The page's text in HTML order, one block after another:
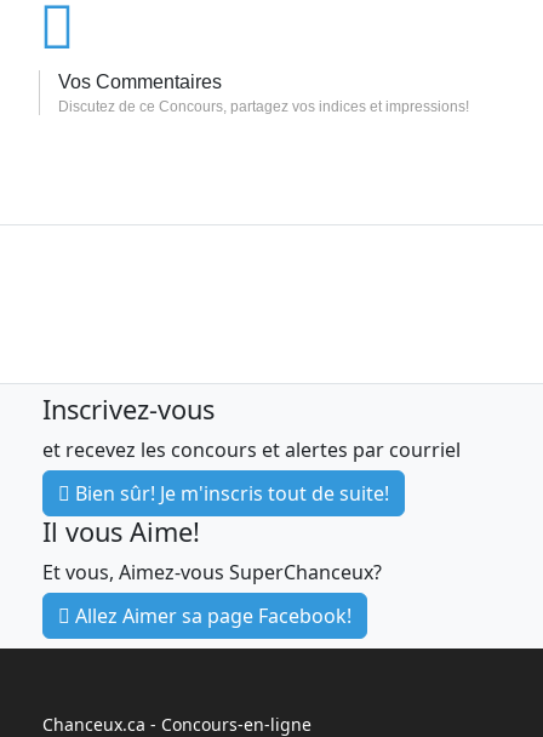
Vos Commentaires
Discutez de ce Concours, partagez vos indices et impressions!
Inscrivez-vous
et recevez les concours et alertes par courriel
Bien sûr! Je m'inscris tout de suite!
Il vous Aime!
Et vous, Aimez-vous SuperChanceux?
Allez Aimer sa page Facebook!
Chanceux.ca - Concours-en-ligne